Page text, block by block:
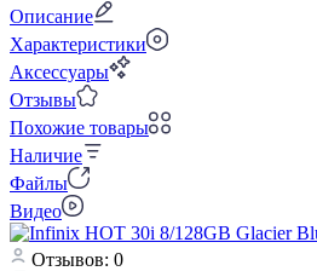
Описание
Характеристики
Аксессуары
Отзывы
Похожие товары
Наличие
Файлы
Видео
Отзывов: 0